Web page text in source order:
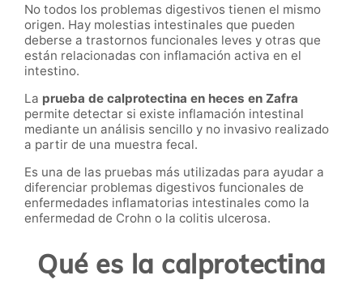
No todos los problemas digestivos tienen el mismo
origen. Hay molestias intestinales que pueden
deberse a trastornos funcionales leves y otras que
están relacionadas con inflamación activa en el
intestino.
La prueba de calprotectina en heces en Zafra
permite detectar si existe inflamación intestinal
mediante un análisis sencillo y no invasivo realizado
a partir de una muestra fecal.
Es una de las pruebas más utilizadas para ayudar a
diferenciar problemas digestivos funcionales de
enfermedades inflamatorias intestinales como la
enfermedad de Crohn o la colitis ulcerosa.
Qué es la calprotectina